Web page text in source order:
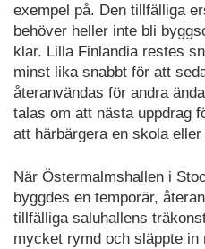
exempel på. Den tillfälliga
behöver heller inte bli
klar. Lilla Finlandia restes
minst lika snabbt för att
återanvändas för andra
talas om att nästa uppdrag
att härbärgera en skola eller
När Östermalmshallen i
byggdes en temporär,
tillfälliga saluhallens
mycket rymd och släppte